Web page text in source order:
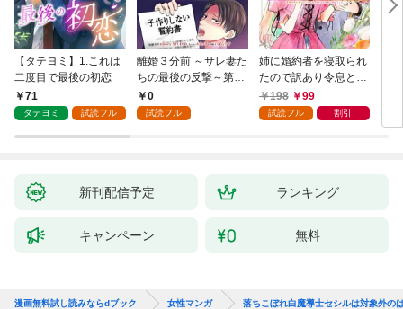
【タテヨミ】1.これは
二度目で最後の初恋
71
タテヨミ 試読フル
離婚３分前 ～サレ妻た
ちの最後の反撃～第1
話0
試読フル
姉に婚約者を寝取られ
たので訳あり令息と結
婚して辺境へと向かい
ます ～苦労の先に待っ
198 99
試読フル 割引
実
新刊配信予定 ランキング
キャンペーン 無料
漫画無料試し読みならdブック 女性マンガ 落ちこぼれ白魔導士セシルは対象外の